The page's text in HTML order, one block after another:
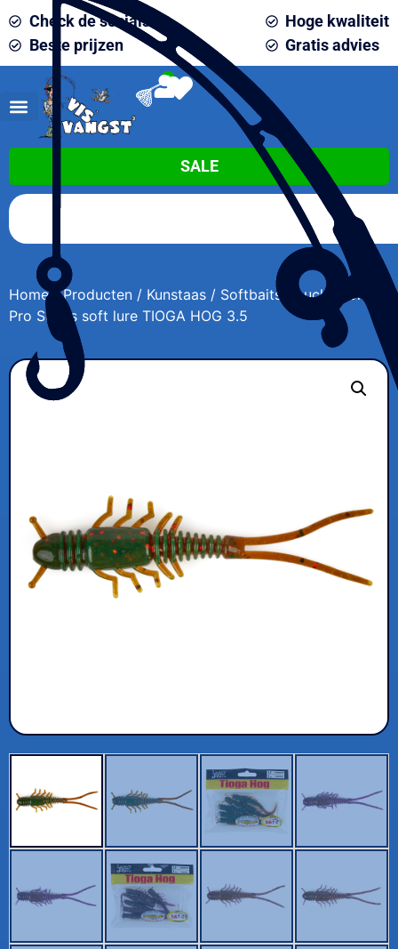
Check de socials
Beste prijzen
Hoge kwaliteit
Gratis advies
0
SALE
Home/Producten / Kunstaas / Softbaits
/ Lucky John
Pro Series soft lure TIOGA HOG 3.5